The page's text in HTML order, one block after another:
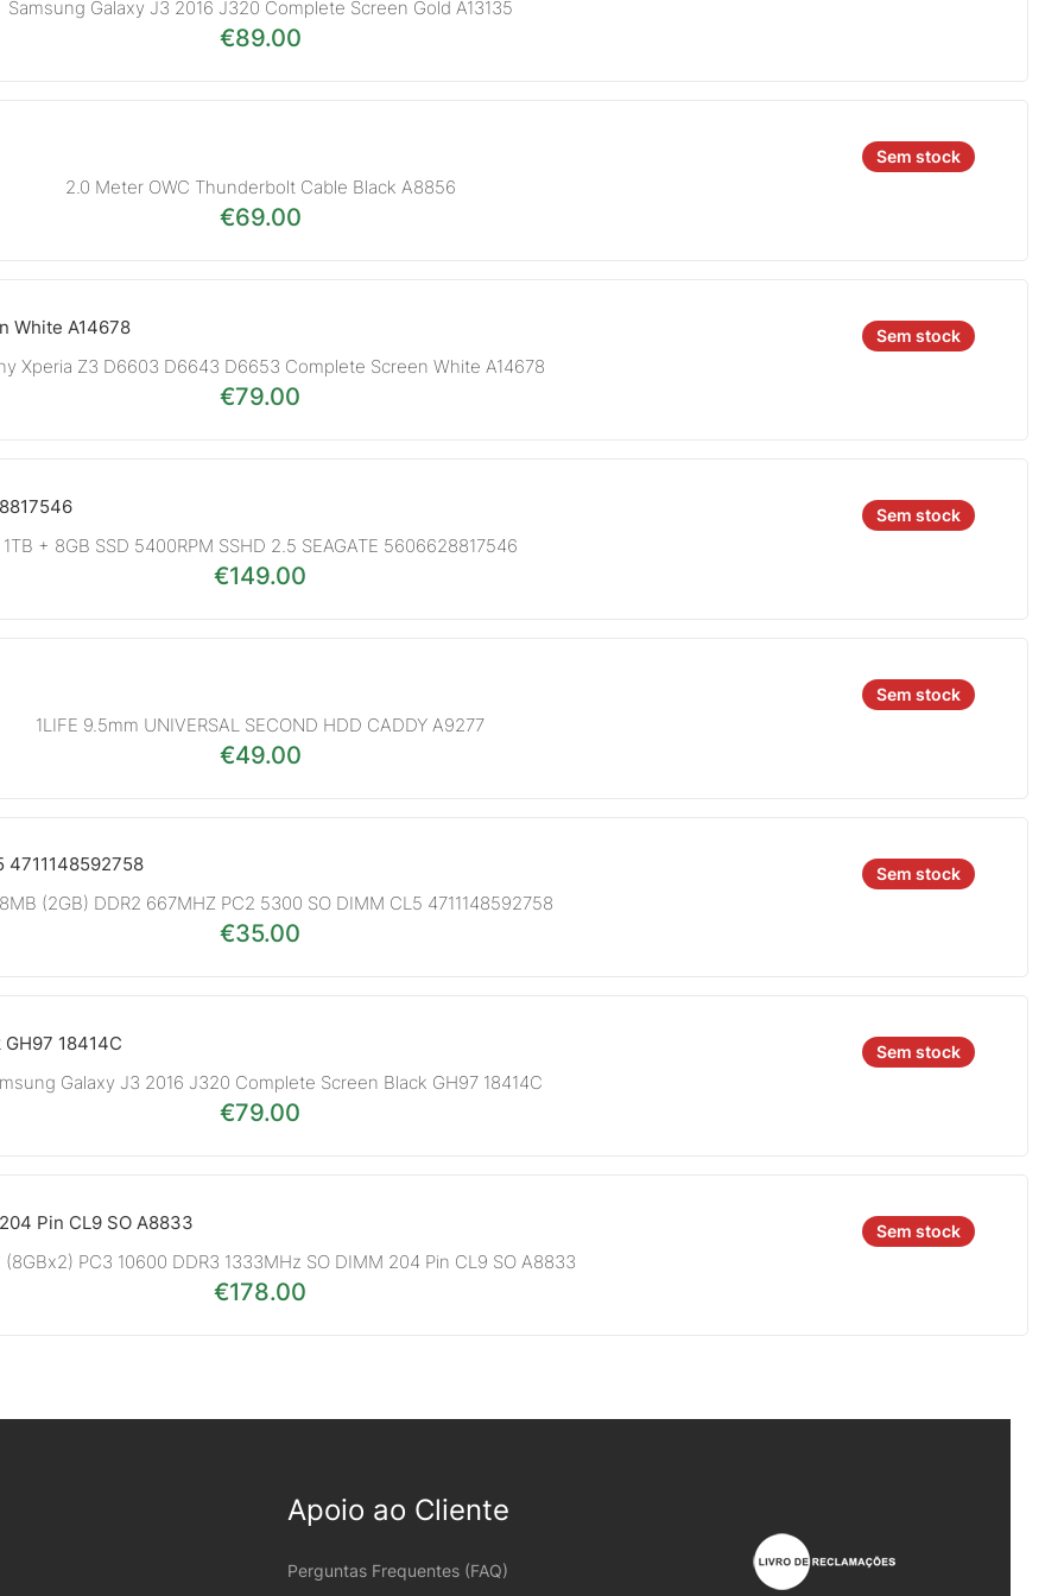
Samsung Galaxy J3 2016 J320 Complete Screen Gold A13135
€89.00
Sem stock
2.0 Meter OWC Thunderbolt Cable Black A8856
€69.00
Sem stock
Xperia Z3 D6603 D6643 D6653 Complete Screen White A14678
€79.00
Sem stock
1TB + 8GB SSD 5400RPM SSHD 2.5 SEAGATE 5606628817546
€149.00
Sem stock
1LIFE 9.5mm UNIVERSAL SECOND HDD CADDY A9277
€49.00
Sem stock
(2GB) DDR2 667MHZ PC2 5300 SO DIMM CL5 4711148592758
€35.00
Sem stock
Galaxy J3 2016 J320 Complete Screen Black GH97 18414C
€79.00
Sem stock
(8GBx2) PC3 10600 DDR3 1333MHz SO DIMM 204 Pin CL9 SO A8833
€178.00
Apoio ao Cliente
Perguntas Frequentes (FAQ)